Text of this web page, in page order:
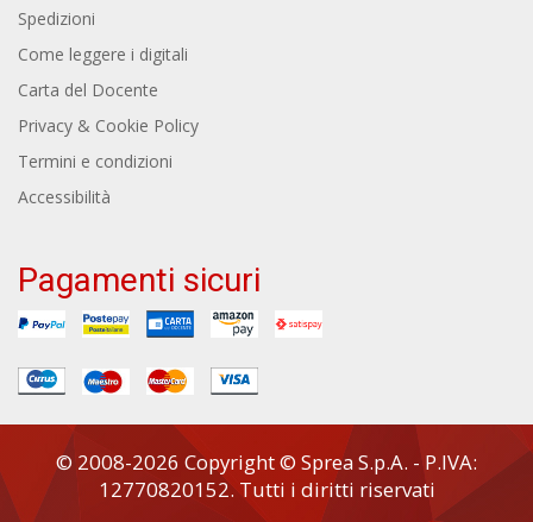
Spedizioni
Come leggere i digitali
Carta del Docente
Privacy & Cookie Policy
Termini e condizioni
Accessibilità
Pagamenti sicuri
© 2008-2026 Copyright © Sprea S.p.A. - P.IVA:
12770820152. Tutti i diritti riservati